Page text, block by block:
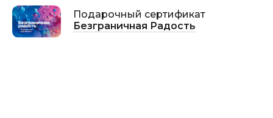
Подарочный сертификат
Безграничная Радость